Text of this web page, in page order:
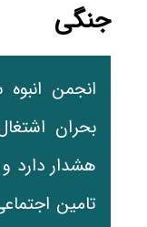
جنگی
انجمن
بحران
هشدار دارد و
تامین